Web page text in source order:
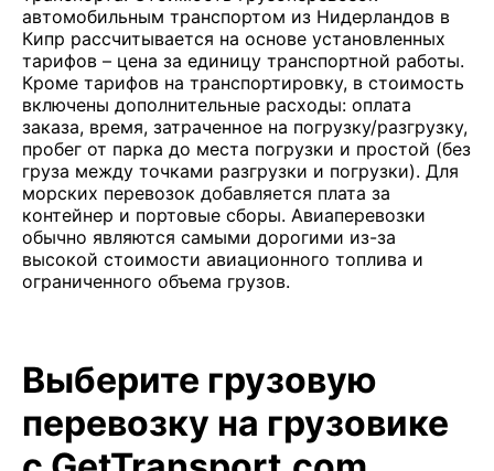
автомобильным транспортом из Нидерландов в
Кипр рассчитывается на основе установленных
тарифов – цена за единицу транспортной работы.
Кроме тарифов на транспортировку, в стоимость
включены дополнительные расходы: оплата
заказа, время, затраченное на погрузку/разгрузку,
пробег от парка до места погрузки и простой (без
груза между точками разгрузки и погрузки). Для
морских перевозок добавляется плата за
контейнер и портовые сборы. Авиаперевозки
обычно являются самыми дорогими из-за
высокой стоимости авиационного топлива и
ограниченного объема грузов.
Выберите грузовую
перевозку на грузовике